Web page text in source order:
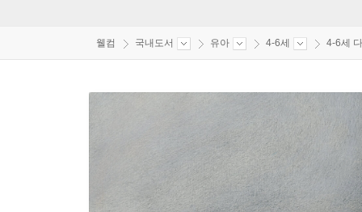
웰컴 국내도서 유아 4-6세 4-6세